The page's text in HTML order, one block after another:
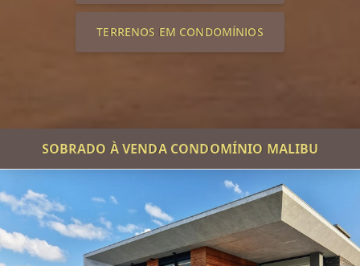
TERRENOS EM CONDOMÍNIOS
SOBRADO À VENDA CONDOMÍNIO MALIBU